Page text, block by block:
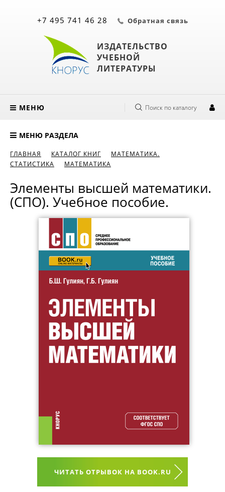
ИЗДАТЕЛЬСТВО
УЧЕБНОЙ
ЛИТЕРАТУРЫ
+7 495 741 46 28 Обратная связь
МЕНЮ Поиск по каталогу
МЕНЮ РАЗДЕЛА
ГЛАВНАЯ КАТАЛОГ КНИГ
МАТЕМАТИКА.
СТАТИСТИКА
МАТЕМАТИКА
Элементы высшей математики.
(СПО). Учебное пособие.
ЧИТАТЬ ОТРЫВОК НА BOOK.RU